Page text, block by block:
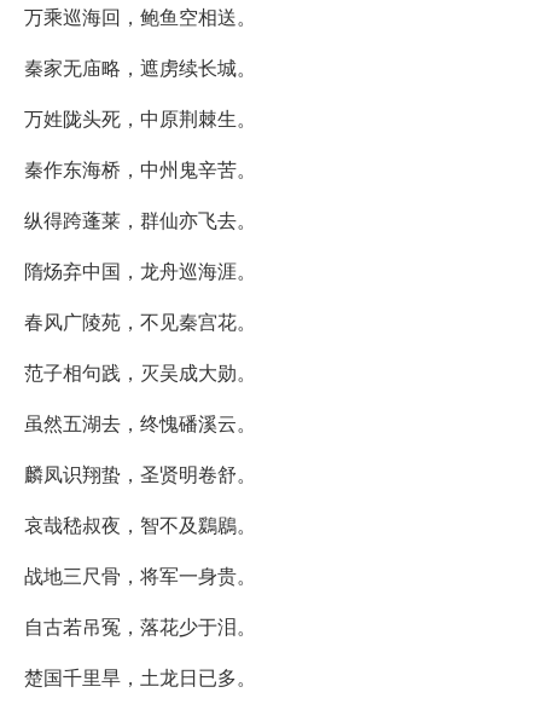
万乘巡海回，鲍鱼空相送。
秦家无庙略，遮虏续长城。
万姓陇头死，中原荆棘生。
秦作东海桥，中州鬼辛苦。
纵得跨蓬莱，群仙亦飞去。
隋炀弃中国，龙舟巡海涯。
春风广陵苑，不见秦宫花。
范子相句践，灭吴成大勋。
虽然五湖去，终愧磻溪云。
麟凤识翔蛰，圣贤明卷舒。
哀哉嵇叔夜，智不及鶢鶋。
战地三尺骨，将军一身贵。
自古若吊冤，落花少于泪。
楚国千里旱，土龙日已多。